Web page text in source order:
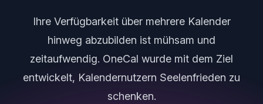
Ihre Verfügbarkeit über mehrere Kalender
hinweg abzubilden ist mühsam und
zeitaufwendig. OneCal wurde mit dem Ziel
entwickelt, Kalendernutzern Seelenfrieden zu
schenken.